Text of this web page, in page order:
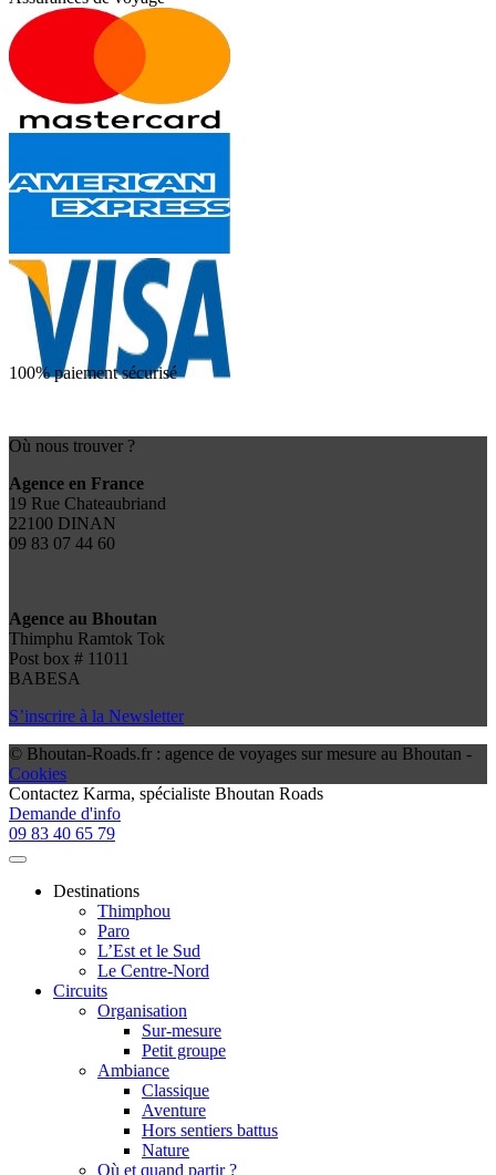
100% paiement sécurisé
Où nous trouver ?
Agence en France
19 Rue Chateaubriand
22100 DINAN
09 83 07 44 60
Agence au Bhoutan
Thimphu Ramtok Tok
Post box # 11011
BABESA
S’inscrire à la Newsletter
© Bhoutan-Roads.fr : agence de voyages sur mesure au Bhoutan -
Cookies
Contactez Karma, spécialiste Bhoutan Roads
Demande d'info
09 83 40 65 79
Destinations
Thimphou
Paro
L’Est et le Sud
Le Centre-Nord
Circuits
Organisation
Sur-mesure
Petit groupe
Ambiance
Classique
Aventure
Hors sentiers battus
Nature
Où et quand partir ?